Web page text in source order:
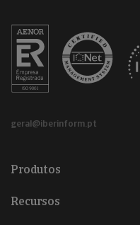
geral@iberinform.pt
Produtos
Recursos